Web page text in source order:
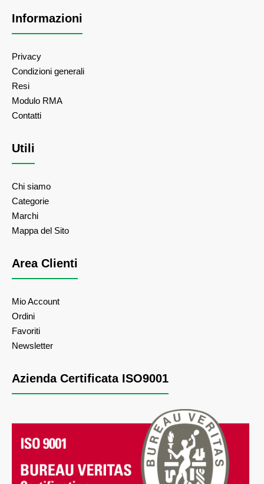
Informazioni
Privacy
Condizioni generali
Resi
Modulo RMA
Contatti
Utili
Chi siamo
Categorie
Marchi
Mappa del Sito
Area Clienti
Mio Account
Ordini
Favoriti
Newsletter
Azienda Certificata ISO9001